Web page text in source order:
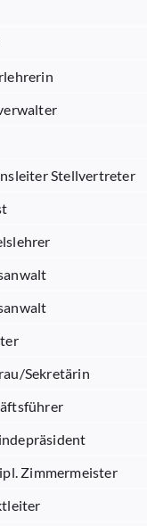
Stellvertreter
Sekretärin
Zimmermeister